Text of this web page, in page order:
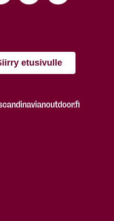
etusivulle